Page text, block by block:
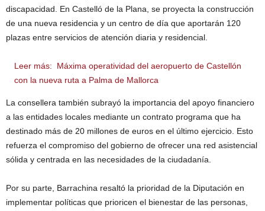
discapacidad. En Castelló de la Plana, se proyecta la construcción
de una nueva residencia y un centro de día que aportarán 120
plazas entre servicios de atención diaria y residencial.
Leer más:
Máxima operatividad del aeropuerto de Castellón
con la nueva ruta a Palma de Mallorca
La consellera también subrayó la importancia del apoyo financiero
a las entidades locales mediante un contrato programa que ha
destinado más de 20 millones de euros en el último ejercicio. Esto
refuerza el compromiso del gobierno de ofrecer una red asistencial
sólida y centrada en las necesidades de la ciudadanía.
Por su parte, Barrachina resaltó la prioridad de la Diputación en
implementar políticas que prioricen el bienestar de las personas,